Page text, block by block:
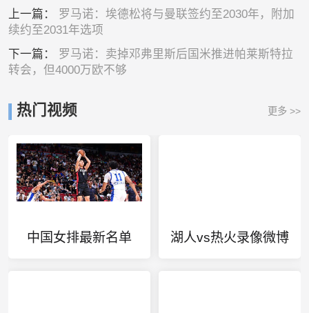
上一篇： 罗马诺：埃德松将与曼联签约至2030年，附加
续约至2031年选项
下一篇： 罗马诺：卖掉邓弗里斯后国米推进帕莱斯特拉
转会，但4000万欧不够
热门视频 更多 >>
中国女排最新名单 湖人vs热火录像微博